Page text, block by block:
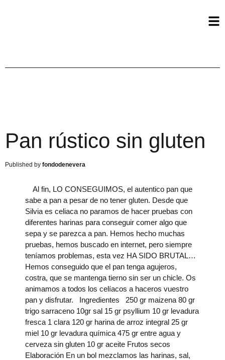
Pan rústico sin gluten
fondodenevera
Al fin, LO CONSEGUIMOS, el autentico pan que
sabe a pan a pesar de no tener gluten. Desde que
Silvia es celiaca no paramos de hacer pruebas con
diferentes harinas para conseguir comer algo que
sepa y se parezca a pan. Hemos hecho muchas
pruebas, hemos buscado en internet, pero siempre
teníamos problemas, esta vez HA SIDO BRUTAL…
Hemos conseguido que el pan tenga agujeros,
costra, que se mantenga tierno sin ser un chicle. Os
animamos a todos los celíacos a haceros vuestro
pan y disfrutar. Ingredientes 250 gr maizena 80 gr
trigo sarraceno 10gr sal 15 gr psyllium 10 gr levadura
fresca 1 clara 120 gr harina de arroz integral 25 gr
miel 10 gr levadura química 475 gr entre agua y
cerveza sin gluten 10 gr aceite Frutos secos
Elaboración En un bol mezclamos las harinas, sal,